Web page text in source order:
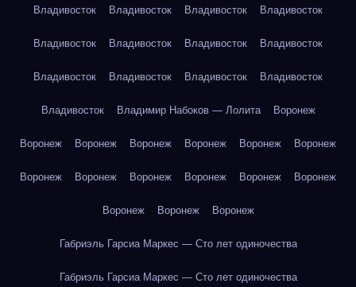
Владивосток Владивосток Владивосток Владивосток
Владивосток Владивосток Владивосток Владивосток
Владивосток Владивосток Владивосток Владивосток
Владивосток Владимир Набоков — Лолита Воронеж
Воронеж Воронеж Воронеж Воронеж Воронеж Воронеж
Воронеж Воронеж Воронеж Воронеж Воронеж Воронеж
Воронеж Воронеж Воронеж
Габриэль Гарсиа Маркес — Сто лет одиночества
Габриэль Гарсиа Маркес — Сто лет одиночества